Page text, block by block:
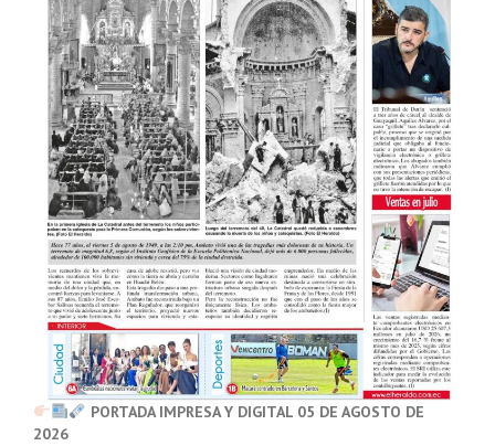
PORTADA IMPRESA Y DIGITAL 05 DE AGOSTO DE
2026